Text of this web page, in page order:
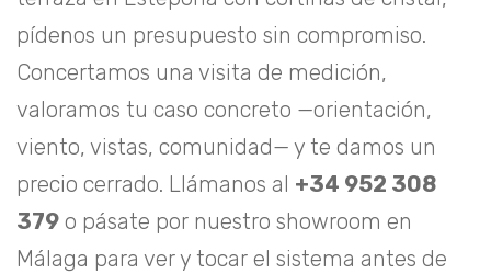
pídenos un presupuesto sin compromiso.
Concertamos una visita de medición,
valoramos tu caso concreto —orientación,
viento, vistas, comunidad— y te damos un
precio cerrado. Llámanos al +34 952 308
379 o pásate por nuestro showroom en
Málaga para ver y tocar el sistema antes de